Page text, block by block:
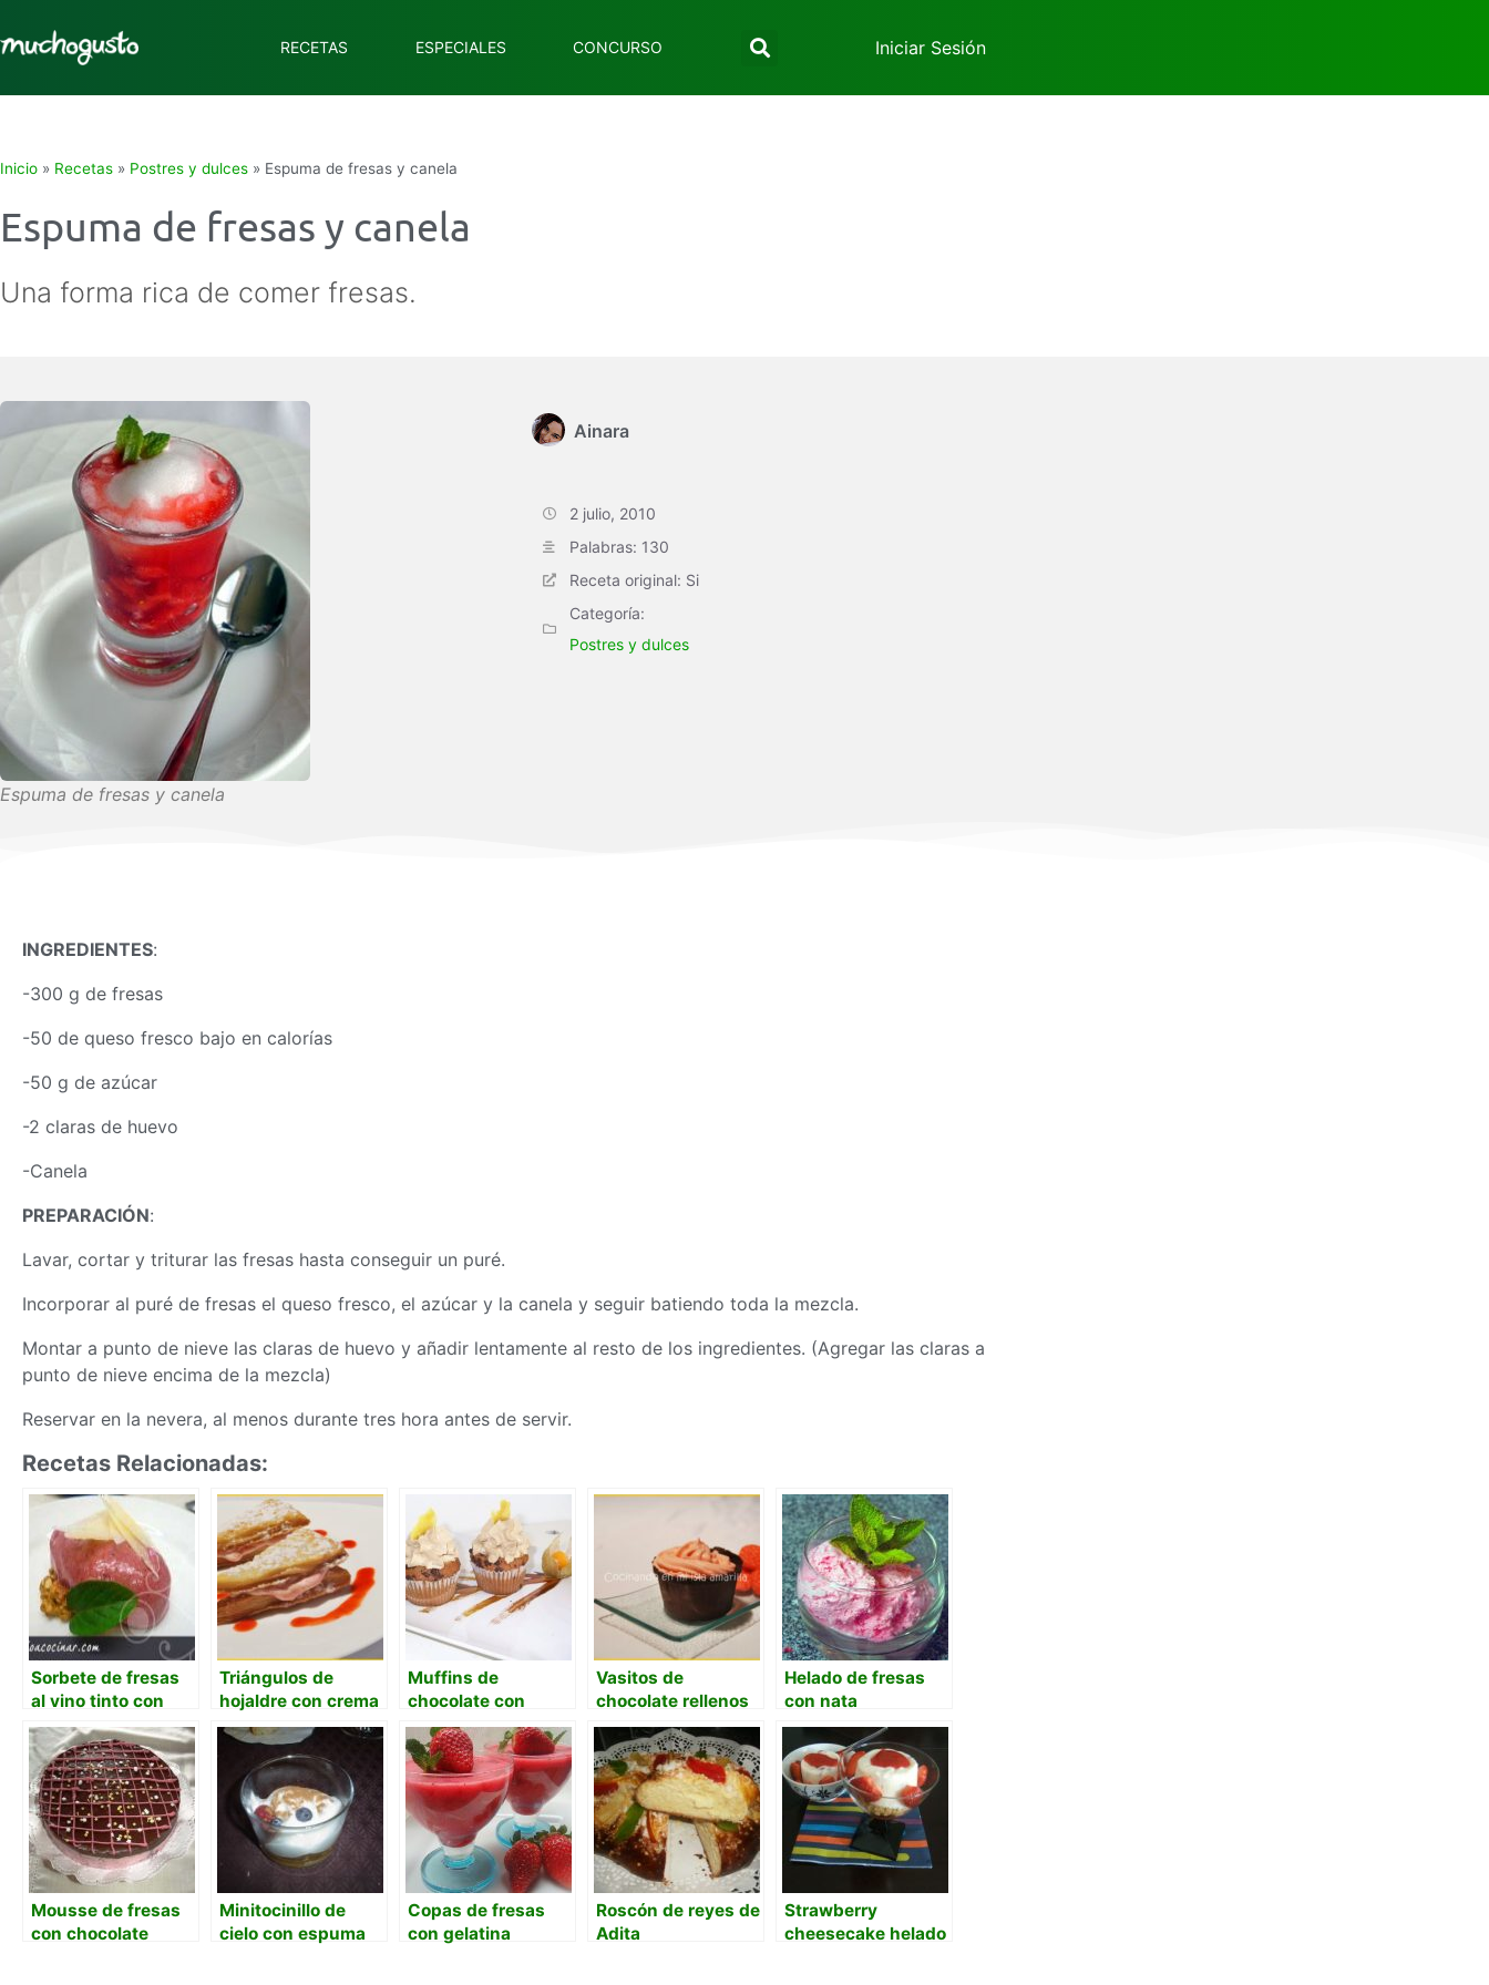
RECETAS ESPECIALES CONCURSO Iniciar Sesión
Inicio » Recetas » Postres y dulces » Espuma de fresas y canela
Espuma de fresas y canela
Una forma rica de comer fresas.
Espuma de fresas y canela
Ainara
2 julio, 2010
Palabras: 130
Receta original: Si
Categoría:
Postres y dulces
INGREDIENTES:
-300 g de fresas
-50 de queso fresco bajo en calorías
-50 g de azúcar
-2 claras de huevo
-Canela
PREPARACIÓN:
Lavar, cortar y triturar las fresas hasta conseguir un puré.
Incorporar al puré de fresas el queso fresco, el azúcar y la canela y seguir batiendo toda la mezcla.
Montar a punto de nieve las claras de huevo y añadir lentamente al resto de los ingredientes. (Agregar las claras a
punto de nieve encima de la mezcla)
Reservar en la nevera, al menos durante tres hora antes de servir.
Recetas Relacionadas:
Sorbete de fresas
al vino tinto con
nueces y queso
parmesano.
Triángulos de
hojaldre con crema
de fresas
Muffins de
chocolate con
espuma de café
con leche y
cristales de canela.
Vasitos de
chocolate rellenos
de mousse de
fresas Tagada
Helado de fresas
con nata
Mousse de fresas
con chocolate
Minitocinillo de
cielo con espuma
Copas de fresas
con gelatina
Roscón de reyes de
Adita
Strawberry
cheesecake helado